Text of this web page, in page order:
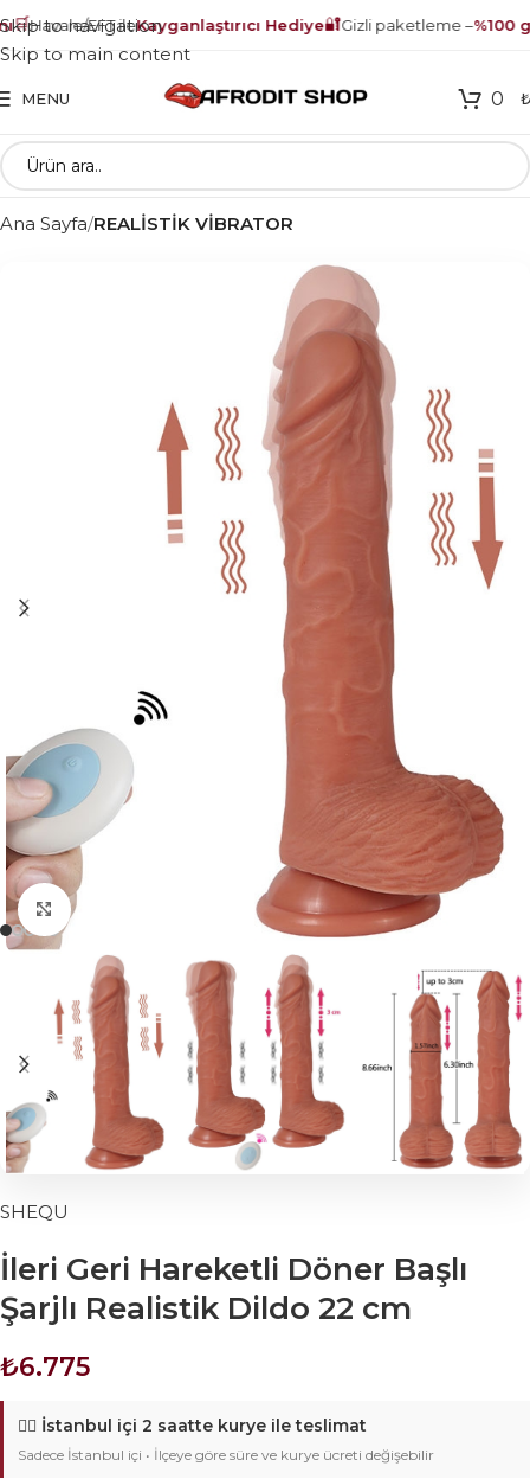
Havale/EFT ileKayganlaştırıcı Hediye🔐Gizli paketleme –%100
Skip to navigation
Skip to main content
MENU 0 ₺
Ana Sayfa REALİSTİK VİBRATOR
Click to enlarge
SHEQU
İleri Geri Hareketli Döner Başlı
Şarjlı Realistik Dildo 22 cm
₺6.775
🚴‍♂️ İstanbul içi 2 saatte kurye ile teslimat
Sadece İstanbul içi • İlçeye göre süre ve kurye ücreti değişebilir